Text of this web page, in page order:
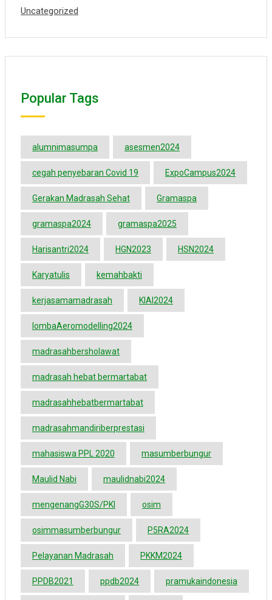
Uncategorized
Popular Tags
alumnimasumpa asesmen2024
cegah penyebaran Covid 19 ExpoCampus2024
Gerakan Madrasah Sehat Gramaspa
gramaspa2024 gramaspa2025
Harisantri2024 HGN2023 HSN2024
Karyatulis kemahbakti
kerjasamamadrasah KIAI2024
lombaAeromodelling2024
madrasahbersholawat
madrasah hebat bermartabat
madrasahhebatbermartabat
madrasahmandiriberprestasi
mahasiswa PPL 2020 masumberbungur
Maulid Nabi maulidnabi2024
mengenangG30S/PKI osim
osimmasumberbungur P5RA2024
Pelayanan Madrasah PKKM2024
PPDB2021 ppdb2024 pramukaindonesia